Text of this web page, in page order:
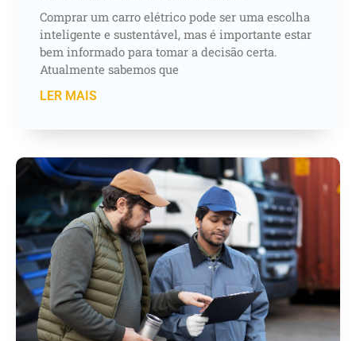
Comprar um carro elétrico pode ser uma escolha
inteligente e sustentável, mas é importante estar
bem informado para tomar a decisão certa.
Atualmente sabemos que
LER MAIS